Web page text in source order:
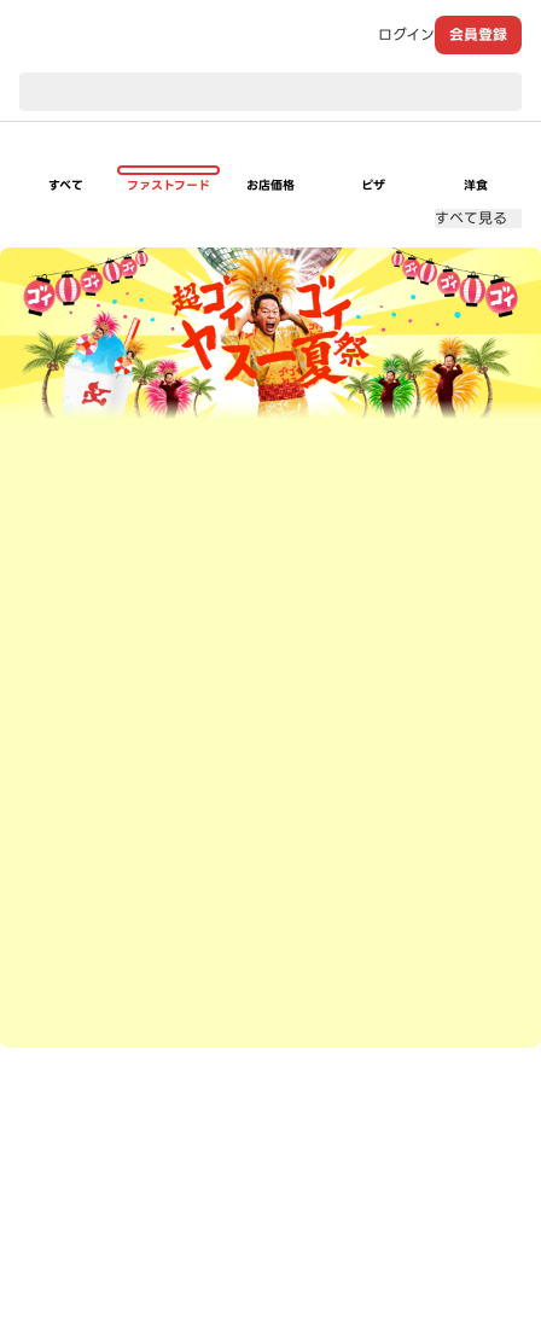
ログイン 会員登録
すべて ファストフード お店価格 ピザ 洋食
すべて見る
超ゴイゴイヤスー夏祭